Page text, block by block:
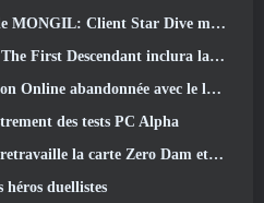
Client Star Dive maintenant
inclura la version bêta du nouveau contenu Endgame
le lancement de la mise à jour Radiant Wilds aujourd'hui
des tests PC Alpha
Zero Dam et étend le gameplay des opérations
héros duellistes